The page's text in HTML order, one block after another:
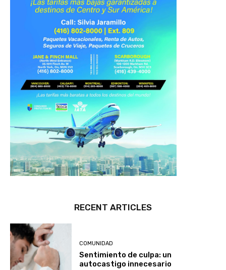
RECENT ARTICLES
COMUNIDAD
Sentimiento de culpa: un
autocastigo innecesario